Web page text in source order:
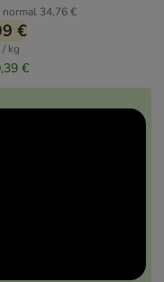
normal 34,76 €
€
kg
€